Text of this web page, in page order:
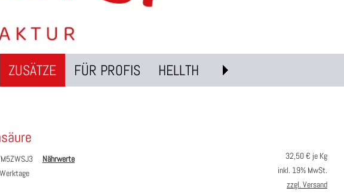
ZUSÄTZE FÜR PROFIS HELLTH
Nährwerte
32,50€ je Kg
inkl. 19% MwSt.
zzgl. Versand